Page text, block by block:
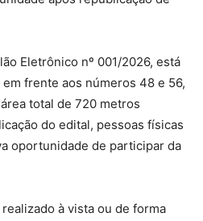
Eletrônico nº 001/2026, está
frente aos números 48 e 56,
total de 720 metros
do edital, pessoas físicas
oportunidade de participar da
à vista ou de forma